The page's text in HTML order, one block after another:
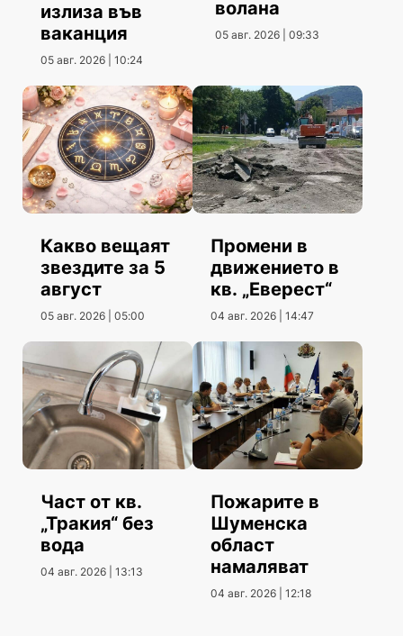
излиза във
ваканция
05 авг. 2026 | 10:24
волана
05 авг. 2026 | 09:33
Какво вещаят
звездите за 5
август
05 авг. 2026 | 05:00
Промени в
движението в
кв. „Еверест“
04 авг. 2026 | 14:47
Част от кв.
„Тракия“ без
вода
04 авг. 2026 | 13:13
Пожарите в
Шуменска
област
намаляват
04 авг. 2026 | 12:18